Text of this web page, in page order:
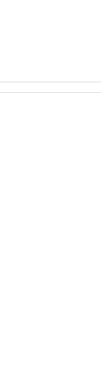
เครื่องนอน